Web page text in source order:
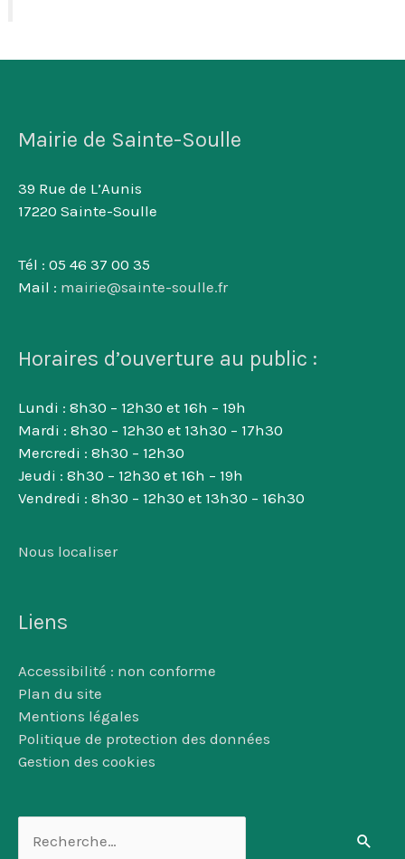
Mairie de Sainte-Soulle
39 Rue de L’Aunis
17220 Sainte-Soulle
Tél : 05 46 37 00 35
Mail : mairie@sainte-soulle.fr
Horaires d’ouverture au public :
Lundi : 8h30 – 12h30 et 16h – 19h
Mardi : 8h30 – 12h30 et 13h30 – 17h30
Mercredi : 8h30 – 12h30
Jeudi : 8h30 – 12h30 et 16h – 19h
Vendredi : 8h30 – 12h30 et 13h30 – 16h30
Nous localiser
Liens
Accessibilité : non conforme
Plan du site
Mentions légales
Politique de protection des données
Gestion des cookies